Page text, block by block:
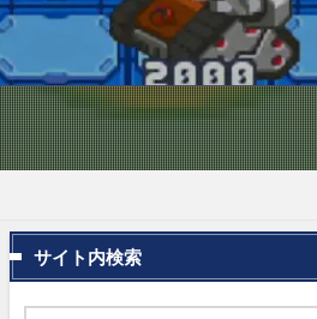
サイト内検索